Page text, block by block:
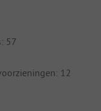
57
12